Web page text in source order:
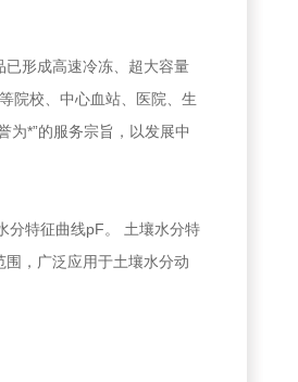
形成高速冷冻、超大容量
院校、中心血站、医院、生
为*”的服务宗旨，以发展中
分特征曲线pF。 土壤水分特
，广泛应用于土壤水分动